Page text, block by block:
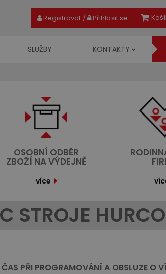
Registrovat/ Přihlásit se
SLUŽBY KONTAKTY
OSOBNÍ ODBĚR
ZBOŽÍ NA VÝDEJNĚ
více
STROJE HURCO
PŘI PROGRAMOVÁNÍ A OBSLUZE O